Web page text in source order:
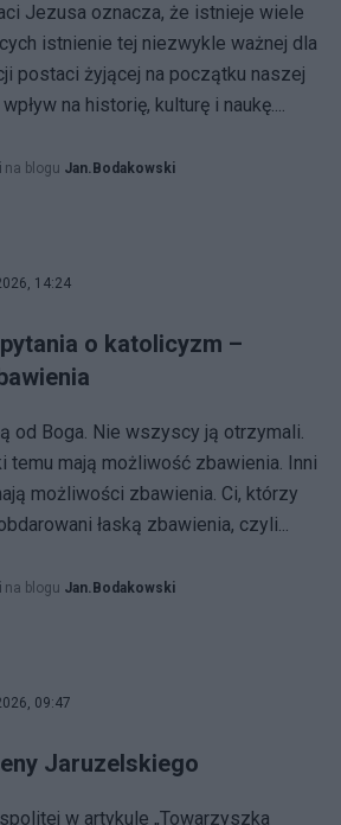
Jezusa oznacza, że istnieje wiele
istnienie tej niezwykle ważnej dla
postaci żyjącej na początku naszej
na historię, kulturę i naukę....
na blogu Jan.Bodakowski
14:24
o katolicyzm –
od Boga. Nie wszyscy ją otrzymali.
temu mają możliwość zbawienia. Inni
możliwości zbawienia. Ci, którzy
łaską zbawienia, czyli...
na blogu Jan.Bodakowski
09:47
Jaruzelskiego
w artykule „Towarzyszka